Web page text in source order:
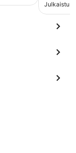
Julkaistu